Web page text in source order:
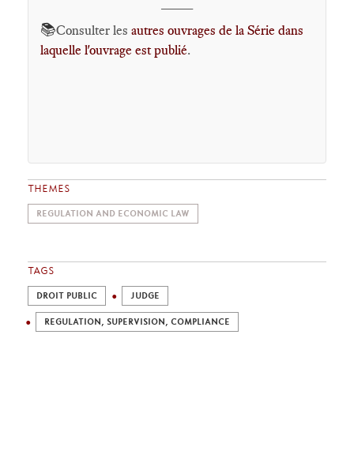
📚Consulter les autres ouvrages de la Série dans
laquelle l'ouvrage est publié.
THEMES
REGULATION AND ECONOMIC LAW
TAGS
DROIT PUBLIC JUDGE
REGULATION, SUPERVISION, COMPLIANCE